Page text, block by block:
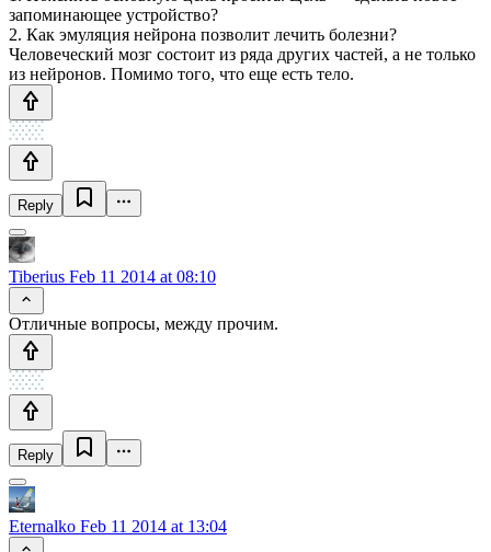
запоминающее устройство?
2. Как эмуляция нейрона позволит лечить болезни?
Человеческий мозг состоит из ряда других частей, а не только
из нейронов. Помимо того, что еще есть тело.
Reply
Tiberius Feb 11 2014 at 08:10
Отличные вопросы, между прочим.
Reply
Eternalko Feb 11 2014 at 13:04